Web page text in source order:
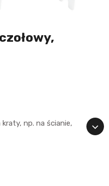
np. na ścianie,